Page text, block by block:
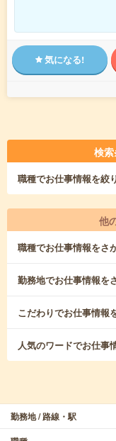
気になる!
検
職種でお仕事情報を絞
他
職種でお仕事情報をさ
勤務地でお仕事情報を
こだわりでお仕事情報
人気のワードでお仕事
勤務地 / 路線・駅